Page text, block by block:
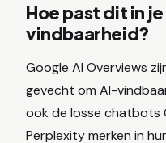
Hoe past dit in
vindbaarheid?
Google AI Overviews
gevecht om AI-
ook de losse chatbots
Perplexity merken in